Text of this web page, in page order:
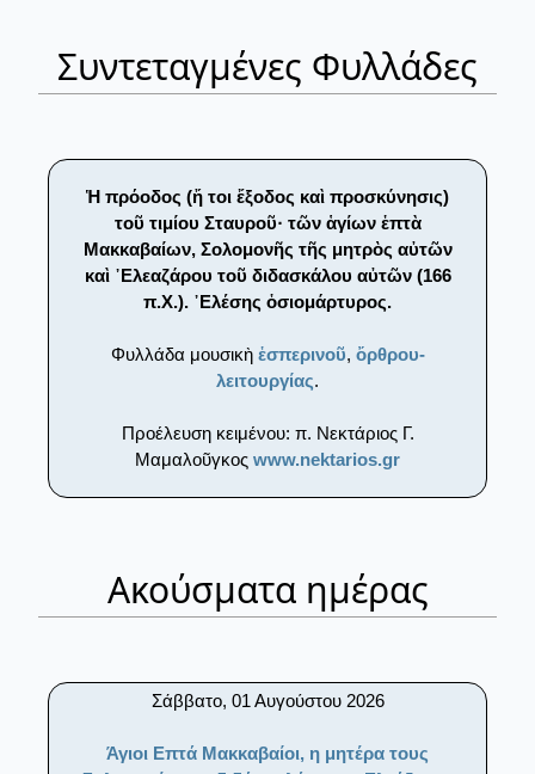
Συντεταγμένες Φυλλάδες
Ἡ πρόοδος (ἤ τοι ἔξοδος καὶ προσκύνησις)
τοῦ τιμίου Σταυροῦ· τῶν ἁγίων ἑπτὰ
Μακκαβαίων, Σολομονῆς τῆς μητρὸς αὐτῶν
καὶ ᾿Ελεαζάρου τοῦ διδασκάλου αὐτῶν (166
π.Χ.). ᾿Ελέσης ὁσιομάρτυρος.
Φυλλάδα μουσικὴ ἑσπερινοῦ, ὄρθρου-
λειτουργίας.
Προέλευση κειμένου: π. Νεκτάριος Γ.
Μαμαλοῦγκος www.nektarios.gr
Ακούσματα ημέρας
Σάββατο, 01 Αυγούστου 2026
Άγιοι Επτά Μακκαβαίοι, η μητέρα τους